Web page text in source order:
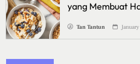
yang Membuat
Tan Tantun